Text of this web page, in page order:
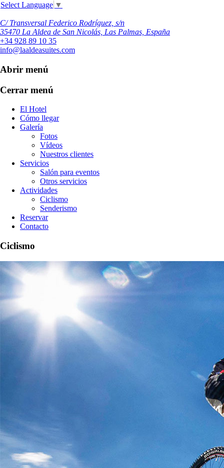
Select Language ▼
C/ Transversal Federico Rodríguez, s/n
35470 La Aldea de San Nicolás, Las Palmas, España
+34 928 89 10 35
info@laaldeasuites.com
Abrir menú
Cerrar menú
El Hotel
Cómo llegar
Galería
Fotos
Vídeos
Nuestros clientes
Servicios
Salón para eventos
Otros servicios
Actividades
Ciclismo
Senderismo
Reservar
Contacto
Ciclismo